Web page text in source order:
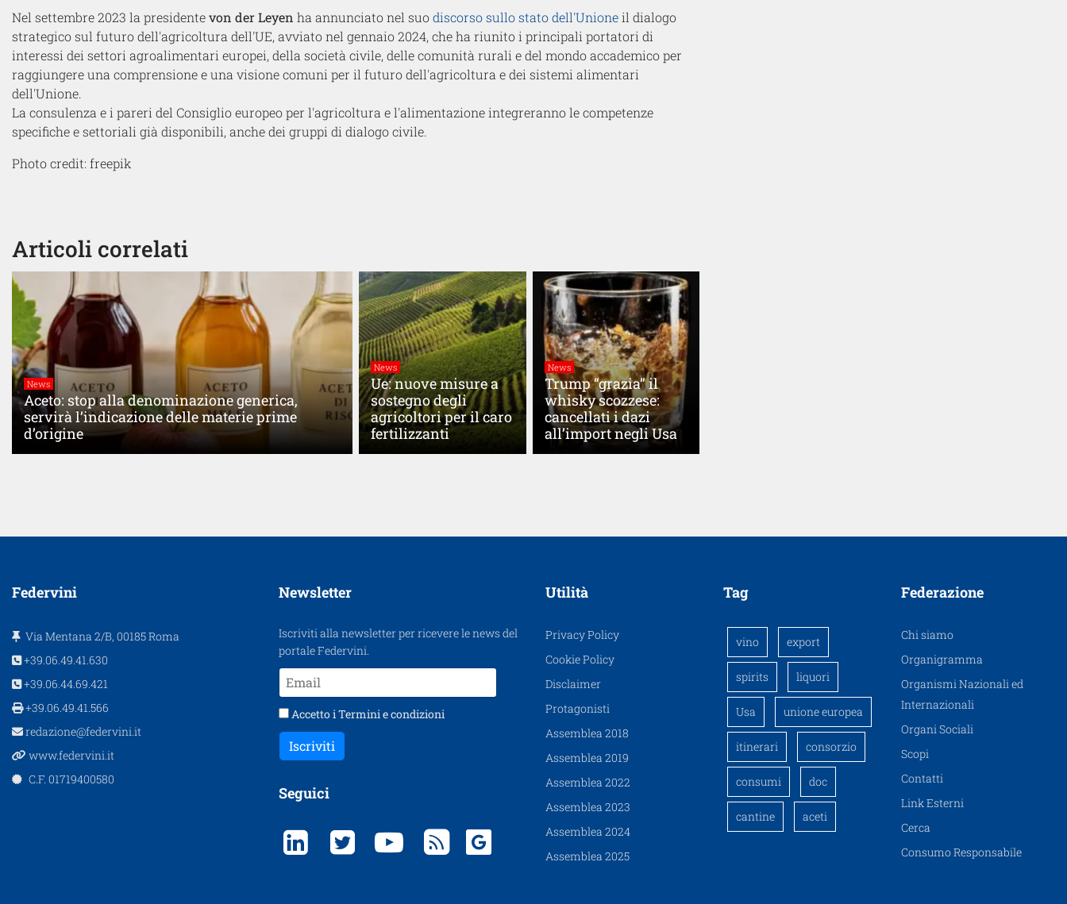
Nel settembre 2023 la presidentevon der Leyen ha annunciato nel suodiscorso sullo stato dell'Unioneil dialogo
strategico sul futuro dell'agricoltura dell'UE, avviato nel gennaio 2024, che ha riunito i principali portatori di
interessi dei settori agroalimentari europei, della società civile, delle comunità rurali e del mondo accademico per
raggiungere una comprensione e una visione comuni per il futuro dell'agricoltura e dei sistemi alimentari
dell'Unione.
La consulenza e i pareri del Consiglio europeo per l'agricoltura e l'alimentazione integreranno le competenze
specifiche e settoriali già disponibili, anche dei gruppi di dialogo civile.
Photo credit: freepik
Articoli correlati
News
Aceto: stop alla denominazione generica,
servirà l’indicazione delle materie prime
d’origine
News
Ue: nuove misure a
sostegno degli
agricoltori per il caro
fertilizzanti
News
Trump “grazia” il
whisky scozzese:
cancellati i dazi
all’import negli Usa
Federvini
Via Mentana 2/B, 00185 Roma
+39.06.49.41.630
+39.06.44.69.421
+39.06.49.41.566
redazione@federvini.it
www.federvini.it
C.F. 01719400580
Newsletter
Iscriviti alla newsletter per ricevere le news del
portale Federvini.
Accetto i Termini e condizioni
Iscriviti
Seguici
Utilità
Privacy Policy
Cookie Policy
Disclaimer
Protagonisti
Assemblea 2018
Assemblea 2019
Assemblea 2022
Assemblea 2023
Assemblea 2024
Assemblea 2025
Tag
vino export
spirits liquori
Usa unione europea
itinerari consorzio
consumi doc
cantine aceti
Federazione
Chi siamo
Organigramma
Organismi Nazionali ed
Internazionali
Organi Sociali
Scopi
Contatti
Link Esterni
Cerca
Consumo Responsabile